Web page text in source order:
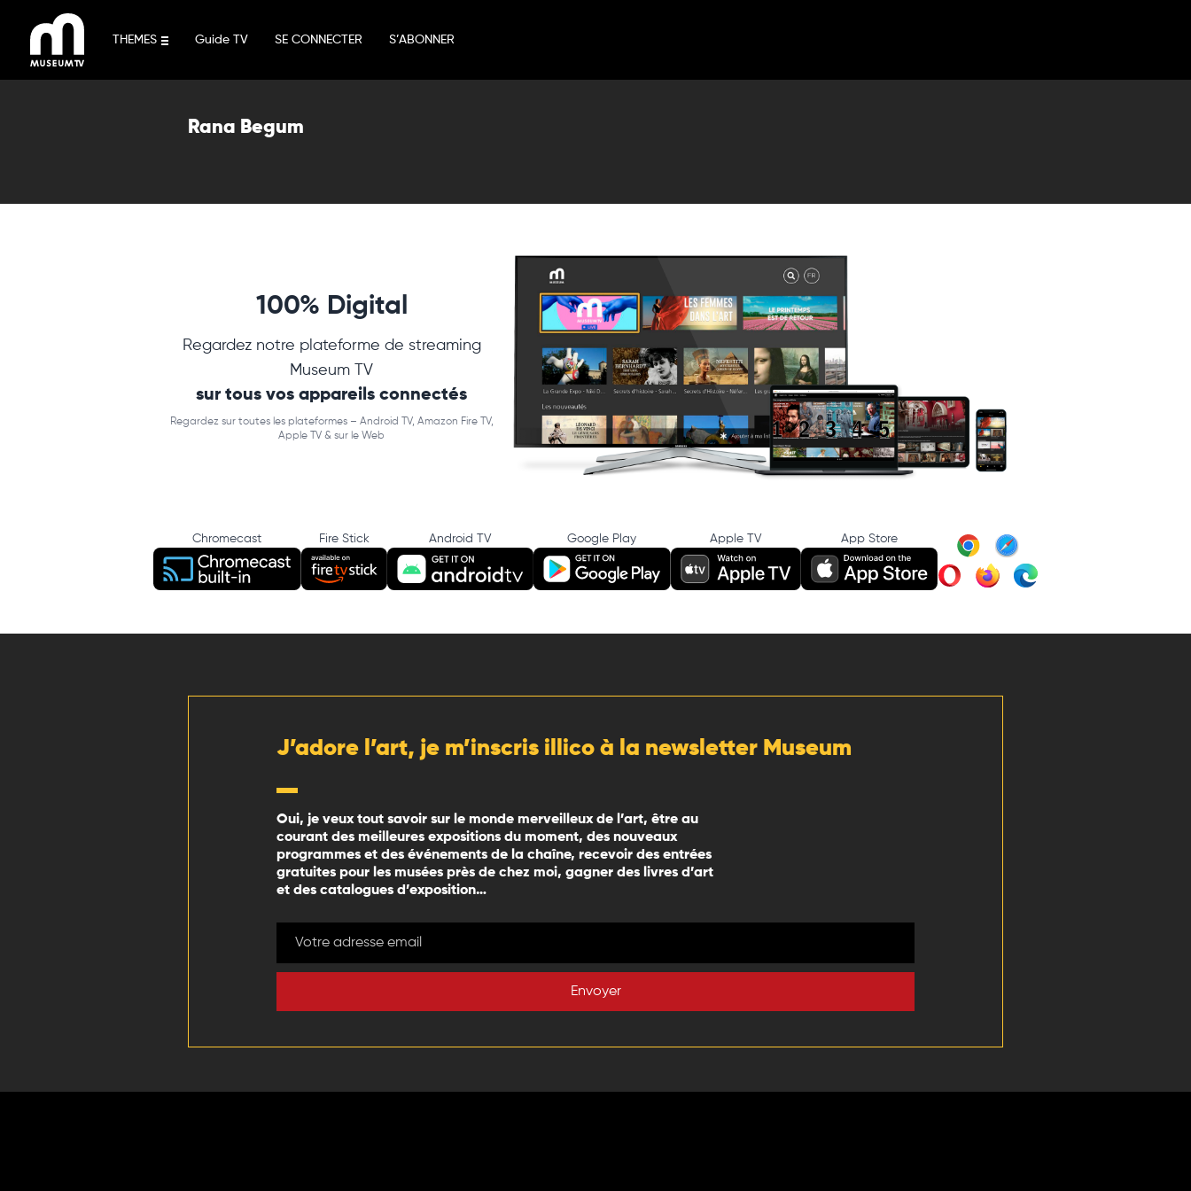
contenu
THEMES Guide TV SE CONNECTER S’ABONNER
Rana Begum
100% Digital
Regardez notre plateforme de streaming
Museum TV
sur tous vos appareils connectés
Regardez sur toutes les plateformes – Android TV, Amazon Fire TV,
Apple TV & sur le Web
Chromecast Fire Stick Android TV Google Play Apple TV App Store
J’adore l’art, je m’inscris illico à la newsletter Museum
Oui, je veux tout savoir sur le monde merveilleux de l’art, être au
courant des meilleures expositions du moment, des nouveaux
programmes et des événements de la chaîne, recevoir des entrées
gratuites pour les musées près de chez moi, gagner des livres d’art
et des catalogues d’exposition…
Envoyer